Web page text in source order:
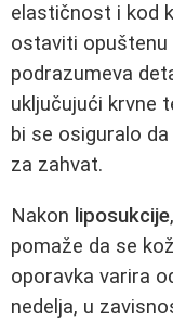
elastičnost i kod
ostaviti opuštenu
podrazumeva
uključujući krvne
bi se osiguralo
za zahvat.
Nakon liposukcije
pomaže da se
oporavka varira
nedelja, u